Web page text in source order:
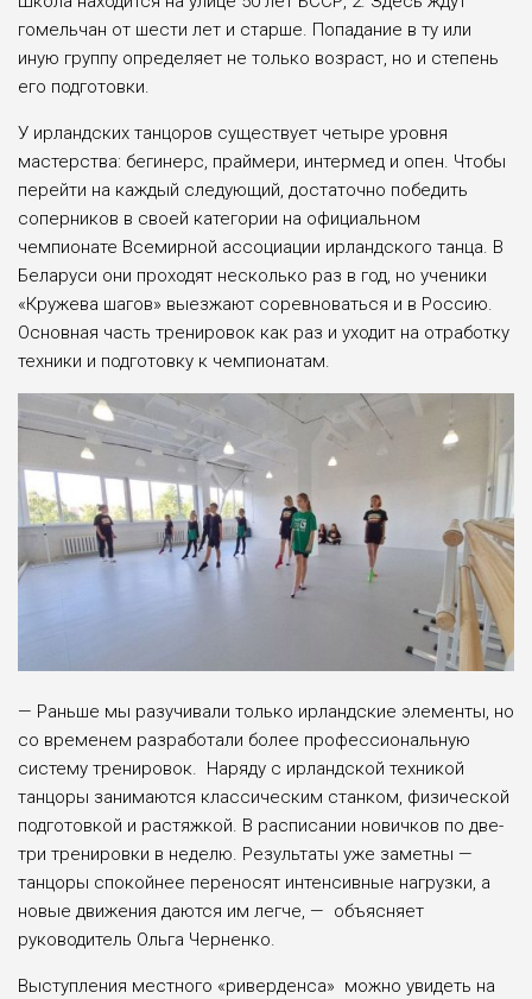
гомельчан от шести лет и старше. Попадание в ту или
иную группу определяет не только возраст, но и степень
его подготовки.
У ирландских танцоров существует четыре уровня
мастерства: бегинерс, прайме­ри, интермед и опен. Чтобы
перейти на каждый следующий, достаточно победить
соперников в своей категории на официальном
чемпионате Всемирной ассоциации ирландского танца. В
Беларуси они проходят несколько раз в год, но ученики
«Кружева шагов» выезжают соревноваться и в Россию.
Основная часть тренировок как раз и уходит на отработку
техники и подготовку к чемпионатам.
— Раньше мы разучивали только ирландские элементы, но
со временем разработали более профессиональную
систему тренировок. Наряду с ирландской техникой
танцоры занимаются классическим станком, физической
подготовкой и растяжкой. В расписании новичков по две-
три тренировки в неделю. Результаты уже заметны —
танцоры спокойнее переносят интенсивные нагрузки, а
новые движения даются им легче, — объясняет
руководитель Ольга Черненко.
Выступления местного «риверденса» можно увидеть на